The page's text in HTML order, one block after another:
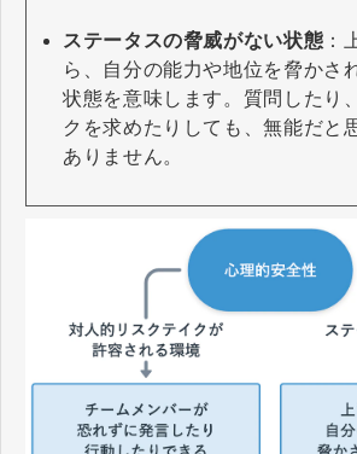
ステータスの脅威がない状態 ：
ら、自分の能力や地位を脅かさ
状態を意味します。質問したり
クを求めたりしても、無能だと
ありません。